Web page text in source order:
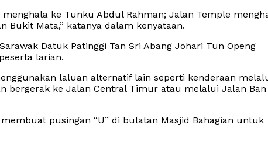
ke Tunku Abdul Rahman; Jalan Temple
Bukit Mata,” katanya dalam kenyataan.
Datuk Patinggi Tan Sri Abang Johari Tun Openg
larian.
laluan alternatif lain seperti kenderaan
bergerak ke Jalan Central Timur atau melalui Jalan Ban
pusingan “U” di bulatan Masjid Bahagian untuk